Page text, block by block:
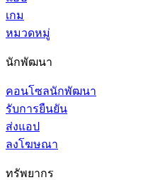
เกม
หมวดหมู่
นักพัฒนา
คอนโซลนักพัฒนา
รับการยืนยัน
ส่งแอป
ลงโฆษณา
ทรัพยากร